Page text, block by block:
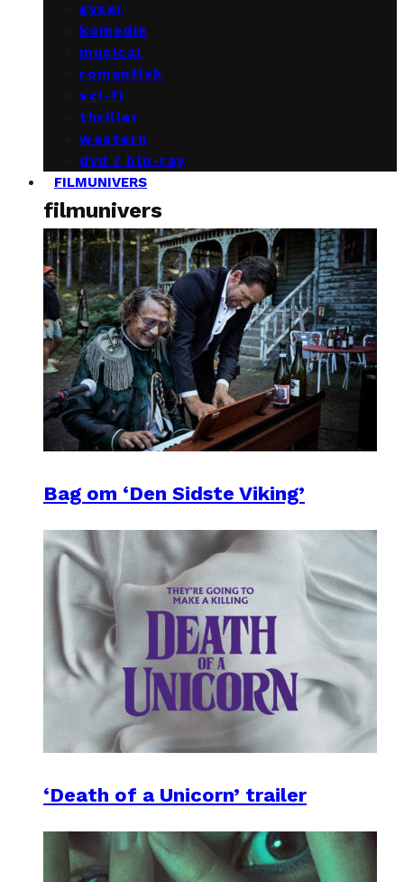
gyser
komedie
musical
romantisk
sci-fi
thriller
western
dvd / blu-ray
FILMUNIVERS
filmunivers
Bag om ‘Den Sidste Viking’
‘Death of a Unicorn’ trailer